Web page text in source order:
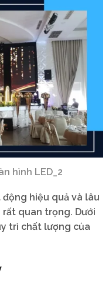
hình LED_2
động hiệu quả và lâu
rất quan trọng. Dưới
trì chất lượng của